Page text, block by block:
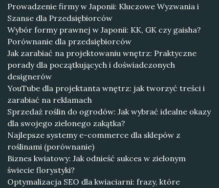
Prowadzenie firmy w Japonii: Kluczowe Wyzwania i
Szanse dla Przedsiębiorców
Wybór formy prawnej w Japonii: KK, GK czy gaisha?
Porównanie dla przedsiębiorców
Jak zarabiać na projektowaniu wnętrz: Praktyczne
porady dla początkujących i doświadczonych
designerów
YouTube dla projektanta wnętrz: jak tworzyć treści i
zarabiać na reklamach
Sprzedaż roślin do ogrodów: Jak wybrać idealne okazy
dla swojego zielonego zakątka?
Najlepsze systemy e-commerce dla sklepów z
roślinami (porównanie)
Biznes kwiatowy: Jak odnieść sukces w zielonym
świecie florystyki?
Optymalizacja SEO dla kwiaciarni: frazy, które